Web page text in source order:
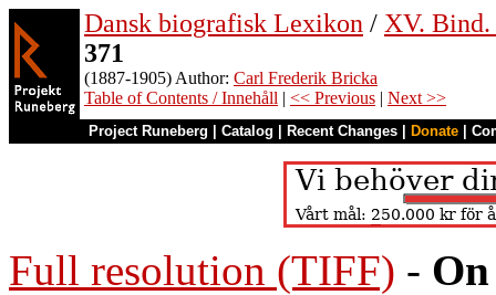
Dansk biografisk Lexikon / XV. Bind.
371
(1887-1905) Author: Carl Frederik Bricka
Table of Contents / Innehåll | << Previous | Next >>
Project Runeberg Catalog Recent Changes Donate
Full resolution (TIFF) -